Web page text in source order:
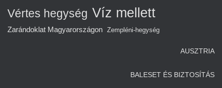
Vértes hegység Víz mellett
Zarándoklat Magyarországon Zempléni-hegység
AUSZTRIA
BALESET ÉS BIZTOSÍTÁS